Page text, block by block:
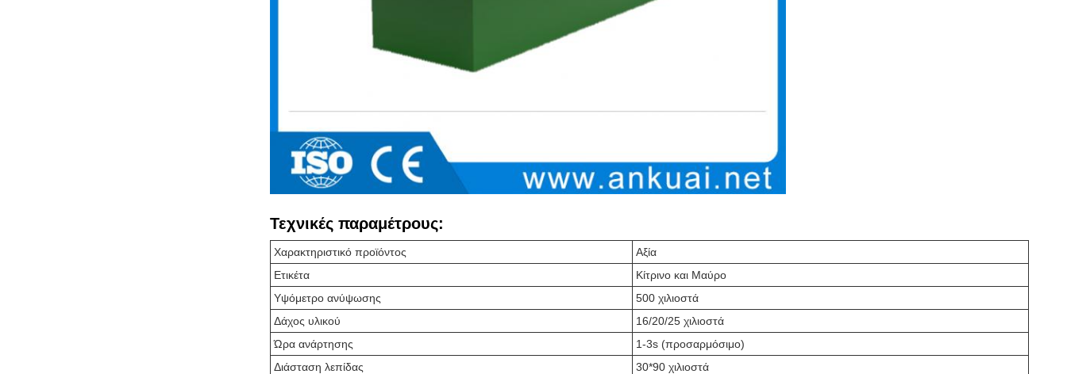
Τεχνικές παραμέτρους:
Χαρακτηριστικό προϊόντος
Αξία
Ετικέτα
Κίτρινο και Μαύρο
Υψόμετρο ανύψωσης
500 χιλιοστά
Δάχος υλικού
16/20/25 χιλιοστά
Ώρα ανάρτησης
1-3s (προσαρμόσιμο)
Διάσταση λεπίδας
30*90 χιλιοστά